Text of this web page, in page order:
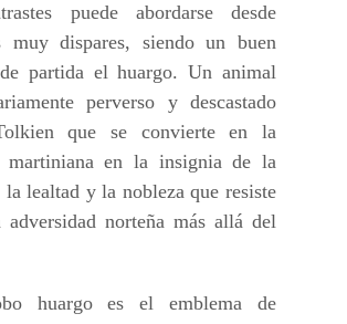
puede abordarse desde
muy dispares, siendo un buen
partida el huargo. Un animal
perverso y descastado
que se convierte en la
martiniana en la insignia de la
la lealtad y la nobleza que resiste
adversidad norteña más allá del
huargo es el emblema de